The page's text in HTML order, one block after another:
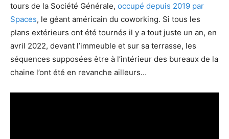
tours de la Société Générale, occupé depuis 2019 par
Spaces, le géant américain du coworking. Si tous les
plans extérieurs ont été tournés il y a tout juste un an, en
avril 2022, devant l’immeuble et sur sa terrasse, les
séquences supposées être à l’intérieur des bureaux de la
chaine l’ont été en revanche ailleurs…